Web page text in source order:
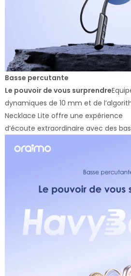
Basse percutante
Le pouvoir de vous surprendre
dynamiques de 10 mm et de
Necklace Lite offre une expérience
d’écoute extraordinaire avec des